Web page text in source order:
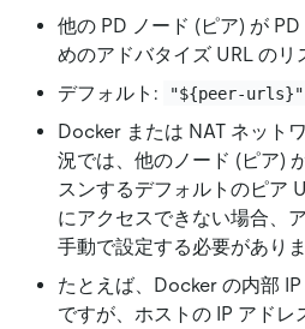
他の PD ノード (ピア) が
めのアドバタイズ URL のリ
デフォルト:
"${peer-urls}"
Docker または NAT ネット
況では、他のノード (ピア)
スンするデフォルトのピア
にアクセスできない場合、
手動で設定する必要がありま
たとえば、Docker の内部
ですが、ホストの IP アドレ